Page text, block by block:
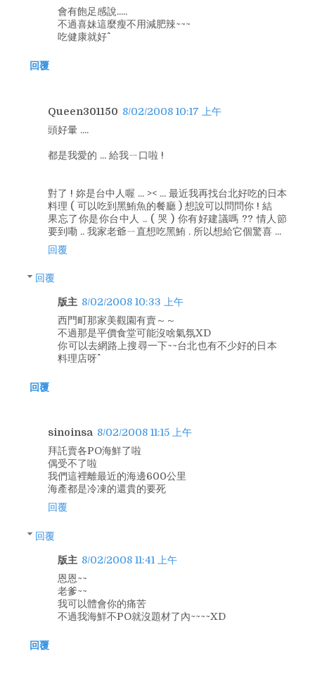
會有飽足感說.....
不過喜妹這麼瘦不用減肥辣~~~
吃健康就好^^
回覆
Queen301150 8/02/2008 10:17 上午
頭好暈 ....
都是我愛的 ... 給我ㄧ口啦 !
對了 ! 妳是台中人喔 ... >< ... 最近我再找台北好吃的日本
料理 ( 可以吃到黑鮪魚的餐廳 ) 想說可以問問你 ! 結
果忘了你是你台中人 .. ( 哭 ) 你有好建議嗎 ?? 情人節
要到嘞 .. 我家老爺ㄧ直想吃黑鮪 . 所以想給它個驚喜 ...
回覆
回覆
版主 8/02/2008 10:33 上午
西門町那家美觀園有賣～～
不過那是平價食堂可能沒啥氣氛XD
你可以去網路上搜尋一下~~台北也有不少好的日本
料理店呀^^
回覆
sinoinsa 8/02/2008 11:15 上午
拜託賣各PO海鮮了啦
偶受不了啦
我們這裡離最近的海邊600公里
海產都是冷凍的還貴的要死
回覆
回覆
版主 8/02/2008 11:41 上午
恩恩~~
老爹~~
我可以體會你的痛苦
不過我海鮮不PO就沒題材了內~~~~XD
回覆